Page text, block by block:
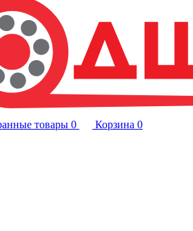
товары 0 Корзина 0